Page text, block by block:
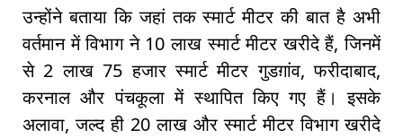
उन्होंने बताया कि जहां तक स्मार्ट मीटर की बात है अभी
वर्तमान में विभाग ने 10 लाख स्मार्ट मीटर खरीदे हैं, जिनमें
से 2 लाख 75 हजार स्मार्ट मीटर गुडग़ांव, फरीदाबाद,
करनाल और पंचकूला में स्थापित किए गए हैं। इसके
अलावा, जल्द ही 20 लाख और स्मार्ट मीटर विभाग खरीदे